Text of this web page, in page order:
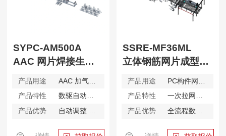
SYPC-AM500A
AAC 网片焊接生产线 - 加气板材
产品用途
AAC 加气板材钢筋加工
产品特性
数驱自动、高效易用
产品优势
自动调整 精益制造
SSRE-MF36ML
立体钢筋网片成型生产线
产品用途
产品特性
一次拉网成型技术
产品优势
全流程数驱控制